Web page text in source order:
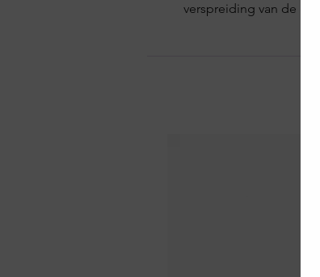
verspreiding van de geur